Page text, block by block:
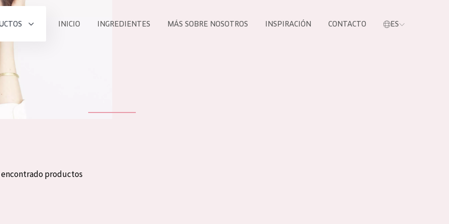
INICIO INGREDIENTES MÁS SOBRE NOSOTROS INSPIRACIÓN CONTACTO ES
encontrado productos